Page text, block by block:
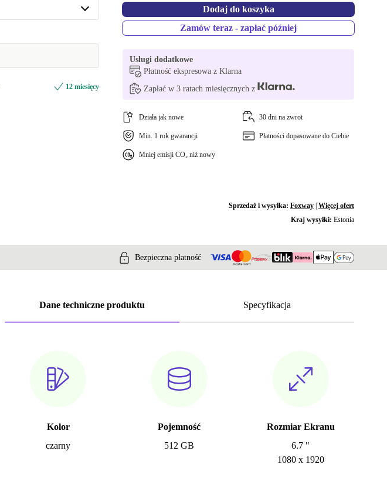
+457,09 zł
+457,09 zł
12 miesięcy
Dodaj do koszyka
Zamów teraz - zapłać później
Usługi dodatkowe
Płatność ekspresowa z Klarna
Zapłać w 3 ratach miesięcznych z
Działa jak nowe 30 dni na zwrot
Min. 1 rok gwarancji Płatności dopasowane do Ciebie
Mniej emisji CO₂ niż nowy
Sprzedaż i wysyłka: Foxway| Więcej ofert
Kraj wysyłki: Estonia
Bezpieczna płatność
Dane techniczne produktu Specyfikacja
Kolor
czarny
Pojemność
512 GB
Rozmiar Ekranu
6.7 "
1080 x 1920